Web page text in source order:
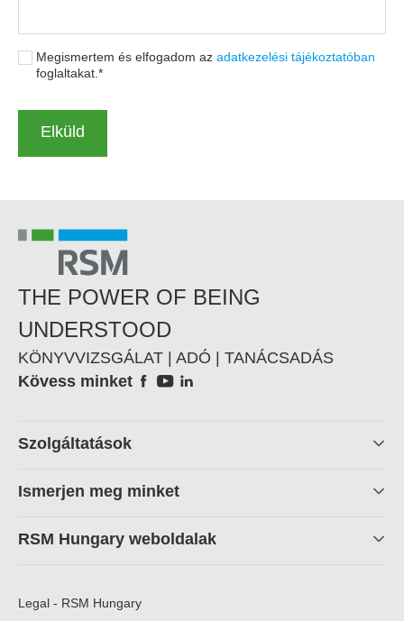
Megismertem és elfogadom az adatkezelési tájékoztatóban
foglaltakat.
THE POWER OF BEING
UNDERSTOOD
KÖNYVVIZSGÁLAT | ADÓ | TANÁCSADÁS
Social
Kövess minket
Footer
Szolgáltatások
Ismerjen meg minket
RSM Hungary weboldalak
Legal - RSM Hungary